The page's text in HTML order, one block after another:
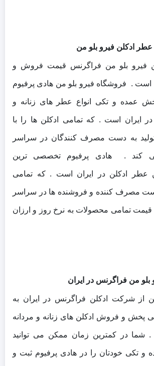
ادکلن فیرو بلو من
فیرو بلو من فراگرنس قیمت فروش و
. فروشگاه فیرو بلو من هادی پرفیوم
عمده و تکی انواع عطر های زنانه و
ایران است . که تمامی ادکلن ها را با
به دست مصرف کنندگان در سراسر
می کند .هادی پرفیوم تخصصی ترین
عطر ادکلن در ایران است . که تمامی
مصرف کننده و فروشنده ها در سراسر
تمامی محصولات به نرخ روز و ارزان
من فراگرنس در ایران
از شرکت ادکلن فراگرنس در ایران به
پخش و فروش ادکلن های زنانه و مردانه
. شما در کمترین زمان ممکن می توانید
تکی خودتان را در هادی پرفیوم ثبت و